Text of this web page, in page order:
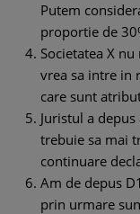
Putem
proportie de
Societatea X
vrea sa intre in
care sunt
Juristul a
trebuie sa mai
continuare
Am de depus
prin urmare